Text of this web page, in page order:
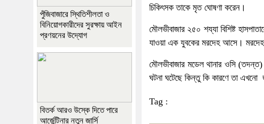
চিকিৎসক তাকে মৃত ঘোষণা করেন।
মৌলভীবাজার ২৫০ শয্যা বিশিষ্ট
যাওয়া এক যুবকের মরদেহ আসে।
মৌলভীবাজার মডেল থানার ওসি
ঘটনা ঘটেছে কিন্তু কি কারণে তা এখনো
Tag :
পুঁজিবাজারে স্থিতিশীলতা ও
বিনিয়োগকারীদের সুরক্ষায় আইন
প্রণয়নের উদ্যোগ
বিতর্ক আরও উস্কে দিতে পারে
আর্জেন্টিনার নতুন জার্সি